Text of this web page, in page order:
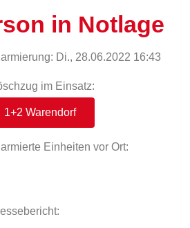
in Notlage
Di., 28.06.2022 16:43
im Einsatz:
1+2 Warendorf
Einheiten vor Ort: